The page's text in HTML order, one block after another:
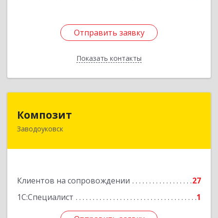
Отправить заявку
Показать контакты
Отправить заявку
Назад
Композит
Заводоуковск
Клиентов на сопровождении
27
1С:Специалист
1
627140, Тюменская обл, Заводоуковский р-н,